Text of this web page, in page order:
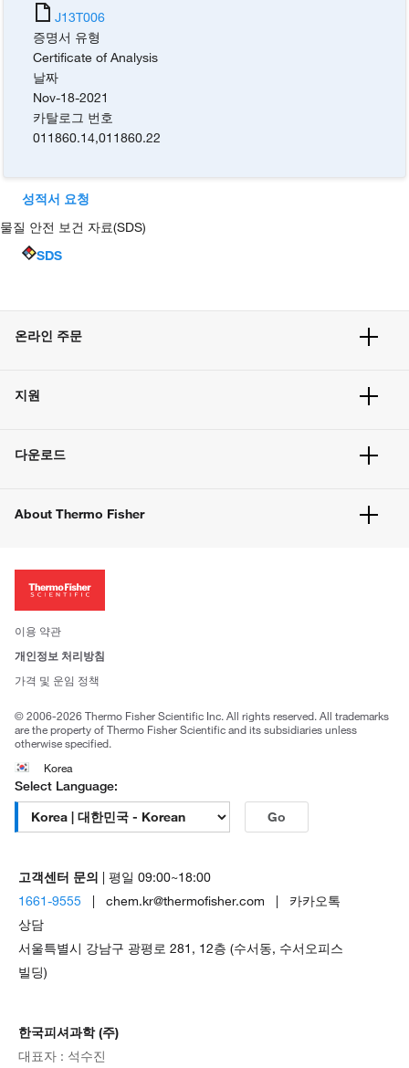
J13T006
증명서 유형
Certificate of Analysis
날짜
Nov-18-2021
카탈로그 번호
011860.14,011860.22
성적서 요청
물질 안전 보건 자료(SDS)
SDS
온라인 주문
주문 방법
벌크 주문
지원
고객 센터
웹사이트 개선사항
다운로드
About Thermo Fisher
투자자
사회적 책임
브랜드
이용 약관
개인정보 처리방침
가격 및 운임 정책
© 2006-2026 Thermo Fisher Scientific Inc. All rights reserved. All trademarks
are the property of Thermo Fisher Scientific and its subsidiaries unless
otherwise specified.
Korea
Select Language:
Go
고객센터 문의 | 평일 09:00~18:00
1661-9555 | chem.kr@thermofisher.com | 카카오톡
상담
서울특별시 강남구 광평로 281, 12층 (수서동, 수서오피스
빌딩)
한국피셔과학 (주)
대표자 : 석수진